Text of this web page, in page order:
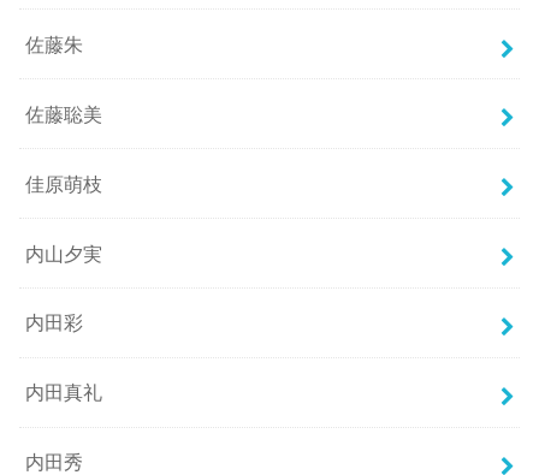
佐藤朱
佐藤聡美
佳原萌枝
内山夕実
内田彩
内田真礼
内田秀